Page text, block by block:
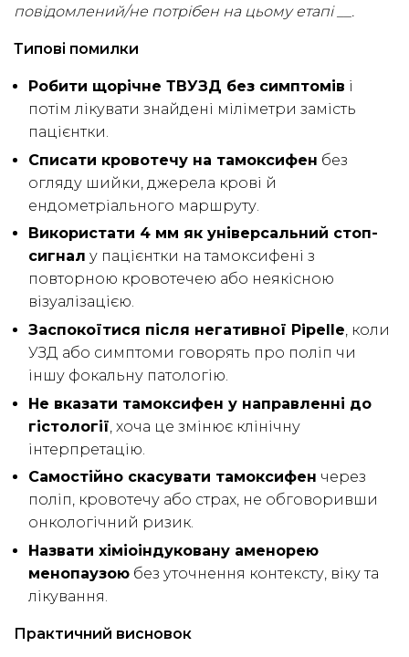
повідомлений/не потрібен на цьому етапі __.
Типові помилки
Робити щорічне ТВУЗД без симптомів і
потім лікувати знайдені міліметри замість
пацієнтки.
Списати кровотечу на тамоксифен без
огляду шийки, джерела крові й
ендометріального маршруту.
Використати 4 мм як універсальний стоп-
сигнал у пацієнтки на тамоксифені з
повторною кровотечею або неякісною
візуалізацією.
Заспокоїтися після негативної Pipelle, коли
УЗД або симптоми говорять про поліп чи
іншу фокальну патологію.
Не вказати тамоксифен у направленні до
гістології , хоча це змінює клінічну
інтерпретацію.
Самостійно скасувати тамоксифен через
поліп, кровотечу або страх, не обговоривши
онкологічний ризик.
Назвати хіміоіндуковану аменорею
менопаузою без уточнення контексту, віку та
лікування.
Практичний висновок